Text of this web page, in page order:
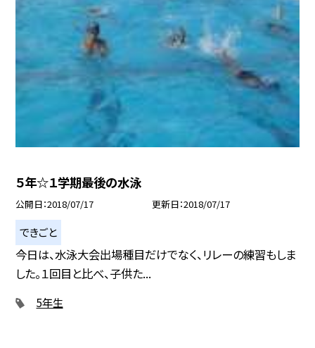
５年☆１学期最後の水泳
公開日 2018/07/17 更新日 2018/07/17
できごと
今日は、水泳大会出場種目だけでなく、リレーの練習もしま
した。１回目と比べ、子供た...
5年生